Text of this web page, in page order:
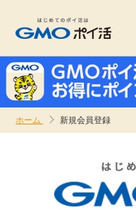
ホーム 新規会員登録
お知らせ
サービスで探す
無料サービス